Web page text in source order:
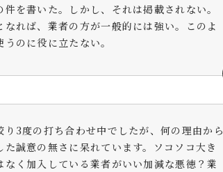
を書いた。しかし、それは掲載されない。
れば、業者の方が一般的には強い。このよ
のに役に立たない。
3度の打ち合わせ中でしたが、何の理由から
誠意の無さに呆れています。ソコソコ大き
く加入している業者がいい加減な悪徳？業